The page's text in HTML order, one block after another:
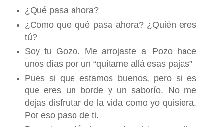
¿Qué pasa ahora?
¿Como que qué pasa ahora? ¿Quién eres
tú?
Soy tu Gozo. Me arrojaste al Pozo hace
unos días por un “quítame allá esas pajas”
Pues si que estamos buenos, pero si es
que eres un borde y un saborío. No me
dejas disfrutar de la vida como yo quisiera.
Por eso paso de ti.